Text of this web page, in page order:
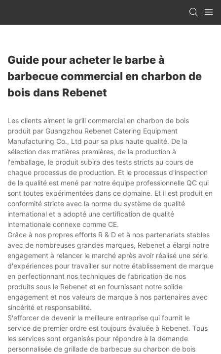
Guide pour acheter le barbe à
barbecue commercial en charbon de
bois dans Rebenet
Les clients aiment le grill commercial en charbon de bois
produit par Guangzhou Rebenet Catering Equipment
Manufacturing Co., Ltd pour sa plus haute qualité. De la
sélection des matières premières, de la production à
l'emballage, le produit subira des tests stricts au cours de
chaque processus de production. Et le processus d'inspection
de la qualité est mené par notre équipe professionnelle QC qui
sont toutes expérimentées dans ce domaine. Et il est produit en
conformité stricte avec la norme du système de qualité
international et a adopté une certification de qualité
internationale connexe comme CE.
Grâce à nos propres efforts R & D et à nos partenariats stables
avec de nombreuses grandes marques, Rebenet a élargi notre
engagement à relancer le marché après avoir réalisé une série
d'expériences pour travailler sur notre établissement de marque
en perfectionnant nos techniques de fabrication de nos
produits sous le Rebenet et en fournissant notre solide
engagement et nos valeurs de marque à nos partenaires avec
sincérité et responsabilité.
S'efforcer de devenir la meilleure entreprise qui fournit le
service de premier ordre est toujours évaluée à Rebenet. Tous
les services sont organisés pour répondre à la demande
personnalisée de grillade de barbecue au charbon de bois